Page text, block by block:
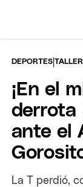
DEPORTES |
¡En el
derrota
ante el
La T perdió,